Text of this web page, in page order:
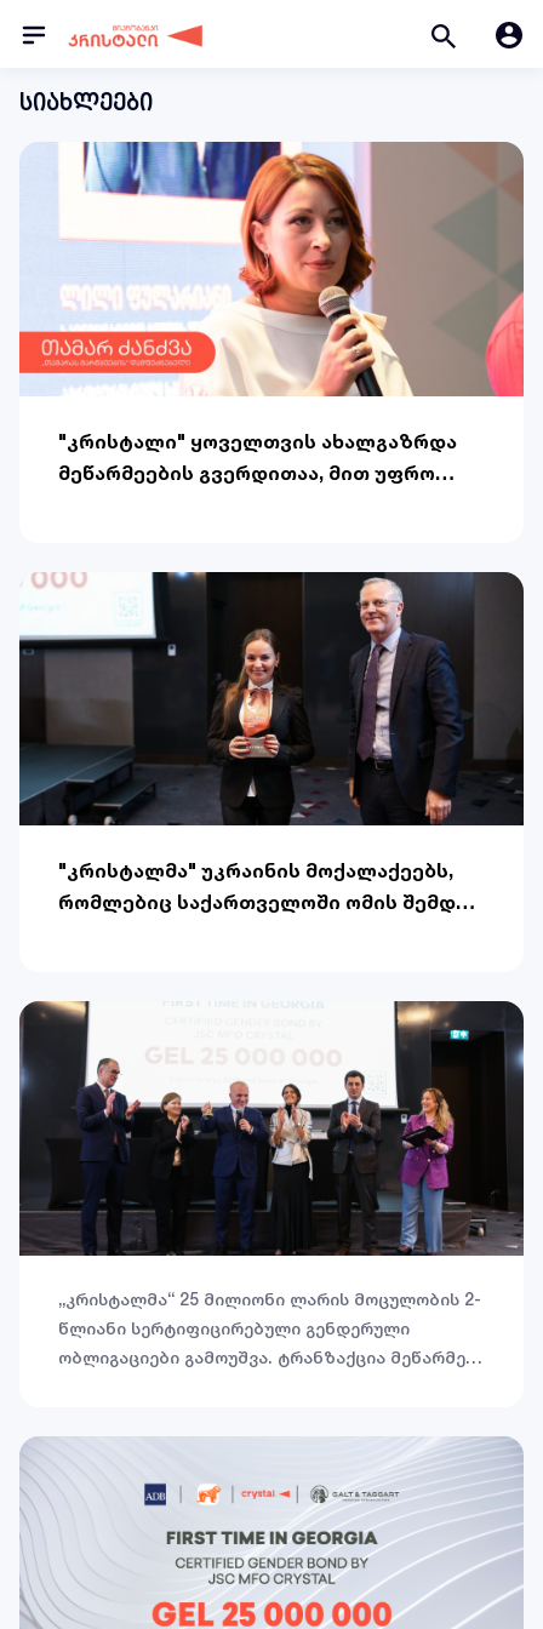
სიახლეები
"კრისტალი" ყოველთვის ახალგაზრდა
მეწარმეების გვერდითაა, მით უფრო
უპერსპექტივო რეალობას იმედით
ავსებენ და სხვებსაც დიდ მოტივაციას
აძლევენ
"კრისტალმა" უკრაინის მოქალაქეებს,
რომლებიც საქართველოში ომის შემდეგ
მხარდასაჭერად სპეციალური
პროდუქტები შესთავაზა.
„კრისტალმა“ 25 მილიონი ლარის მოცულობის 2-
წლიანი სერტიფიცირებული გენდერული
ობლიგაციები გამოუშვა. ტრანზაქცია მეწარმე
გაძლიერებასა და გენდერული თანასწორობის
ხელშეწყობას ისახავს მიზნად.ღონისძიება,
რომელიც ობლიგაციების გამოშვებასთან
დაკავშირებით გაიმართა, საკანონმდებლო და
აღმასრულებელი ხელისუფლების, ფინანსური